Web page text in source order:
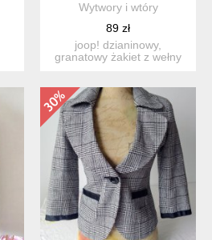
Wytwory i wtóry
89 zł
joop! dzianinowy,
granatowy żakiet z wełny